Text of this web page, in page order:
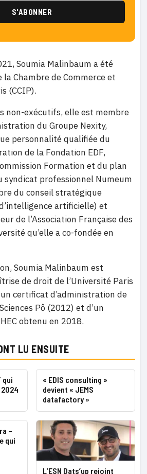
Soumia Malinbaum a été
Chambre de Commerce et
(CCIP).
non-exécutifs, elle est membre
du Groupe Nexity,
personnalité qualifiée du
de la Fondation EDF,
Formation et du plan
syndicat professionnel Numeum
du conseil stratégique
artificielle) et
de l’Association Française des
qu’elle a co-fondée en
Soumia Malinbaum est
de droit de l’Université Paris
certificat d’administration de
Pô (2012) et d’un
obtenu en 2018.
LU ENSUITE
qui
2024
« EDIS consulting »
devient « JEMS
datafactory »
–
qui
L’ESN Dats’up rejoint